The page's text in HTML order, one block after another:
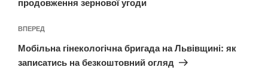
Наступний
запис
ВПЕРЕД
Мобільна гінекологічна бригада на Львівщині: як
записатись на безкоштовний огляд